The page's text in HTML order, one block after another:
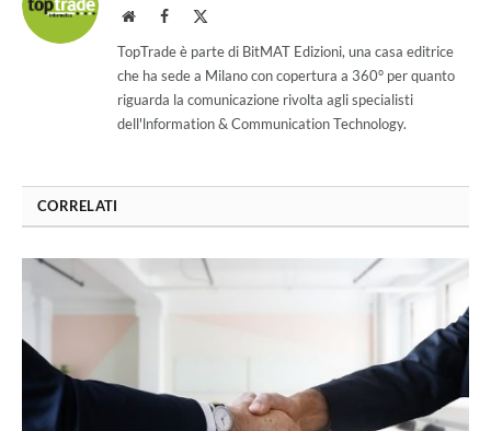
WebsiteFacebook
TopTrade è parte di BitMAT Edizioni, una casa editrice
che ha sede a Milano con copertura a 360° per quanto
riguarda la comunicazione rivolta agli specialisti
dell'lnformation & Communication Technology.
CORRELATI